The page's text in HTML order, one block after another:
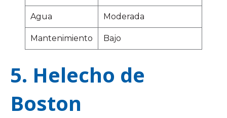
Agua Moderada
Mantenimiento Bajo
5. Helecho de
Boston